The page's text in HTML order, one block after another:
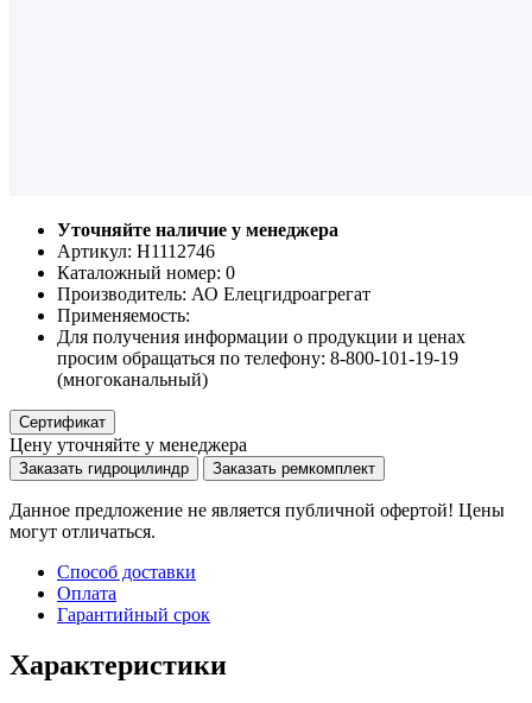
Уточняйте наличие у менеджера
Артикул: Н1112746
Каталожный номер: 0
Производитель: АО Елецгидроагрегат
Применяемость:
Для получения информации о продукции и ценах
просим обращаться по телефону: 8-800-101-19-19
(многоканальный)
Сертификат
Цену уточняйте у менеджера
Заказать гидроцилиндр Заказать ремкомплект
Данное предложение не является публичной офертой! Цены
могут отличаться.
Способ доставки
Оплата
Гарантийный срок
Характеристики